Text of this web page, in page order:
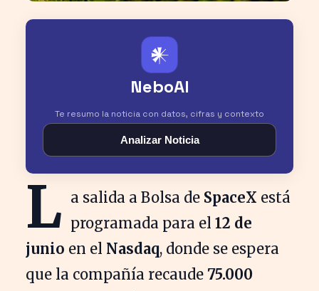
𒀭
NeboAI
Te resumo la noticia con datos, cifras y contexto
Analizar Noticia
L a salida a Bolsa de SpaceX está
programada para el 12 de
junio en el Nasdaq, donde se espera
que la compañía recaude 75.000